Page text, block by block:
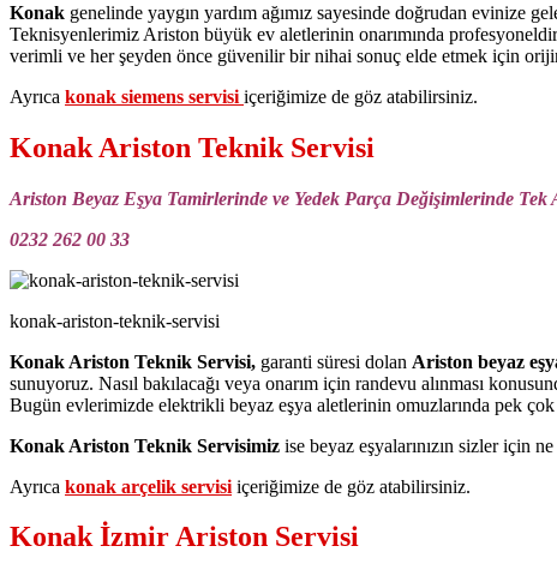
Konak genelinde yaygın yardım ağımız sayesinde doğrudan evinize
Teknisyenlerimiz Ariston büyük ev aletlerinin onarımında
verimli ve her şeyden önce güvenilir bir nihai sonuç elde etmek için
Ayrıca konak siemens servisi içeriğimize de göz atabilirsiniz.
Konak Ariston Teknik Servisi
Ariston Beyaz Eşya Tamirlerinde ve Yedek Parça Değişimlerinde Tek
0232 262 00 33
konak-ariston-teknik-servisi
Konak Ariston Teknik Servisi, garanti süresi dolan Ariston beyaz
sunuyoruz. Nasıl bakılacağı veya onarım için randevu alınması
Bugün evlerimizde elektrikli beyaz eşya aletlerinin omuzlarında pek
Konak Ariston Teknik Servisimiz ise beyaz eşyalarınızın sizler için
Ayrıca konak arçelik servisi içeriğimize de göz atabilirsiniz.
Konak İzmir Ariston Servisi